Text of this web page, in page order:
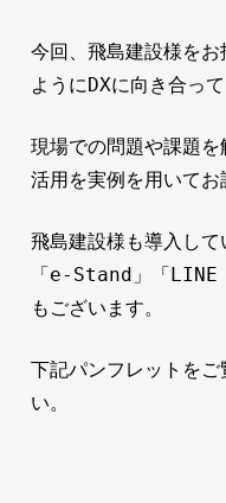
今回、飛島建設様を
ようにDXに向き合って
現場での問題や課題
活用を実例を用いてお
飛島建設様も導入し
「e-Stand」
「LINE
もございます。
下記パンフレットを
い。